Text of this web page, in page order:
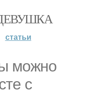
статьи
можно
с